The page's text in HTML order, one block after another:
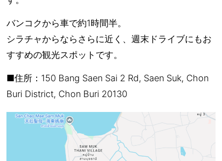
バンコクから車で約1時間半。
シラチャからならさらに近く、週末ドライブにもお
すすめの観光スポットです。
■住所：150 Bang Saen Sai 2 Rd, Saen Suk, Chon
Buri District, Chon Buri 20130